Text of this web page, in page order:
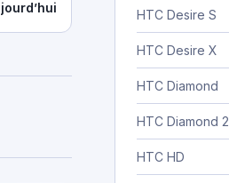
HTC Desire S
HTC Desire X
HTC Diamond
HTC Diamond 2
HTC HD